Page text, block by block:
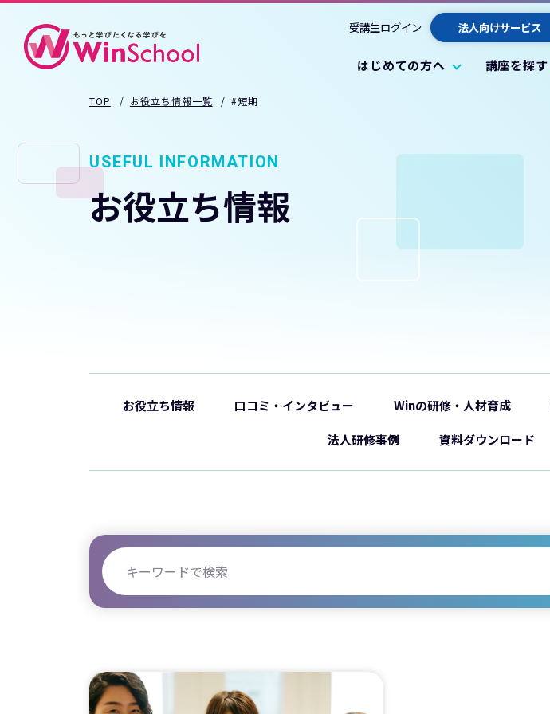
はじめての方へ 講座を探す
受講生ログイン 法人向けサービス
TOP お役立ち情報一覧 #短期
USEFUL INFORMATION
お役立ち情報
お役立ち情報 口コミ・インタビュー Winの研修・人材育成
法人研修事例 資料ダウンロード